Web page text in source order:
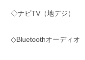
◇ナビTV（地デジ）
◇Bluetoothオーディオ